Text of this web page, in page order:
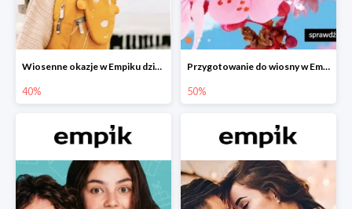
Wiosenne okazje w Empiku dziecko w podróży do -40%
40%
Przygotowanie do wiosny w Empiku - setki produktów do -50%
50%